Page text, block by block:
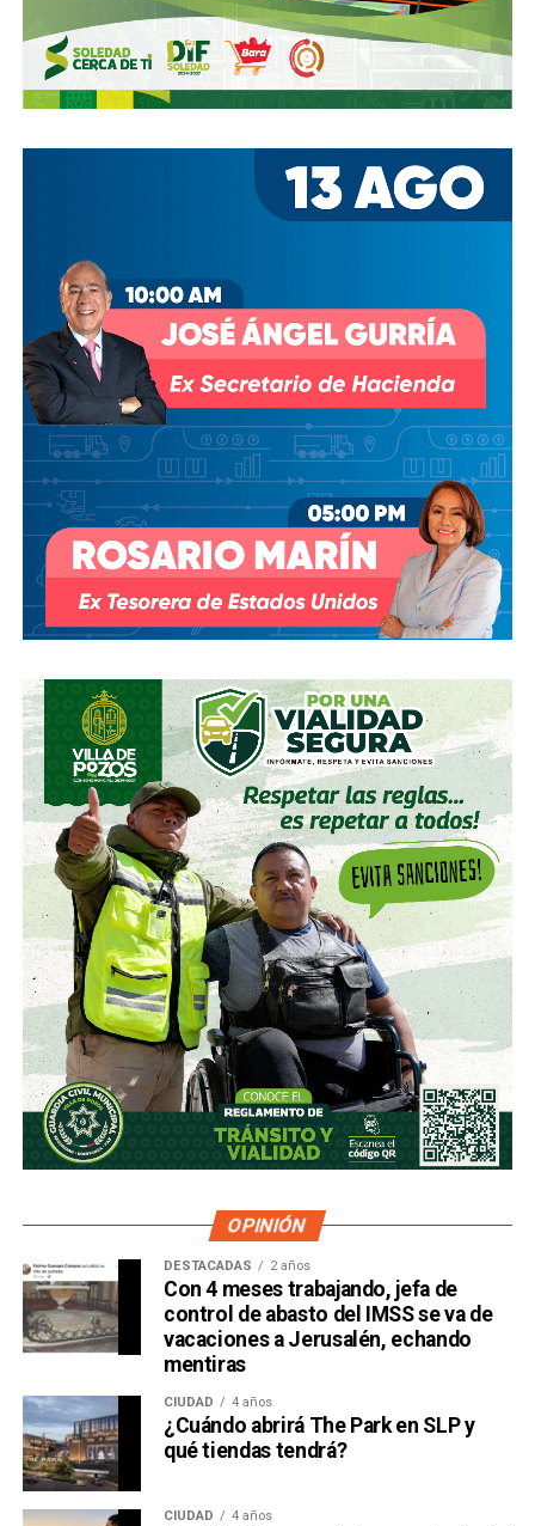
OPINIÓN
DESTACADAS 2 años
Con 4 meses trabajando, jefa de
control de abasto del IMSS se va de
vacaciones a Jerusalén, echando
mentiras
CIUDAD 4 años
¿Cuándo abrirá The Park en SLP y
qué tiendas tendrá?
CIUDAD 4 años